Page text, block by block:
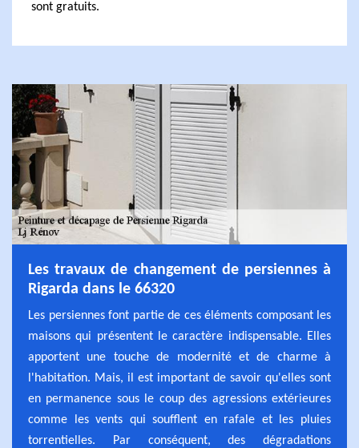
sont gratuits.
Les travaux de changement de persiennes à
Rigarda dans le 66320
Les persiennes font partie de ces éléments composant les
maisons qui présentent le caractère indispensable. Elles
apportent une touche de modernité et de charme à
l'habitation. Mais, il est important de savoir qu'elles sont
en permanence sous le coup des agressions extérieures
comme les vents qui soufflent en rafale et les pluies
torrentielles. Par conséquent, des dégradations